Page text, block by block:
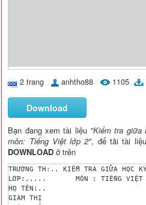
2 trang anhtho88 1105
Download
Bạn đang xem tài liệu "Kiểm tra giữa
môn: Tiếng Việt lớp 2", để tải tài
DOWNLOAD ở trên
TRƯỜNG TH:.. KIỂM TRA GIỮA HỌC
LỚP:.....	MÔN : TIẾNG VIỆT - LỚP 2
HỌ TÊN:..
GIÁM THỊ